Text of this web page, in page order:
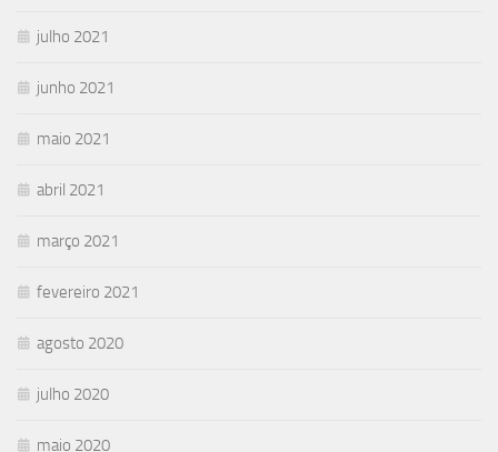
julho 2021
junho 2021
maio 2021
abril 2021
março 2021
fevereiro 2021
agosto 2020
julho 2020
maio 2020